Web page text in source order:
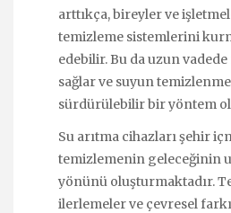
arttıkça, bireyler ve
temizleme sistemlerini
edebilir. Bu da uzun
sağlar ve suyun
sürdürülebilir bir yöntem
Su arıtma cihazları şehir
temizlemenin geleceğinin
yönünü oluşturmaktadır.
ilerlemeler ve çevresel